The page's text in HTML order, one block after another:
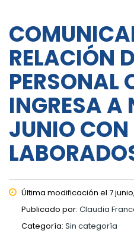
RELACIÓN
PERSONAL
INGRESA A
JUNIO
Última modificación el 7
Publicado por: Claudia
Categoría: Sin categoría